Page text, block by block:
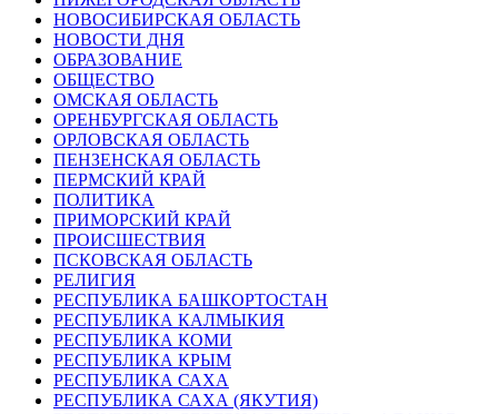
НОВОСИБИРСКАЯ ОБЛАСТЬ
НОВОСТИ ДНЯ
ОБРАЗОВАНИЕ
ОБЩЕСТВО
ОМСКАЯ ОБЛАСТЬ
ОРЕНБУРГСКАЯ ОБЛАСТЬ
ОРЛОВСКАЯ ОБЛАСТЬ
ПЕНЗЕНСКАЯ ОБЛАСТЬ
ПЕРМСКИЙ КРАЙ
ПОЛИТИКА
ПРИМОРСКИЙ КРАЙ
ПРОИСШЕСТВИЯ
ПСКОВСКАЯ ОБЛАСТЬ
РЕЛИГИЯ
РЕСПУБЛИКА БАШКОРТОСТАН
РЕСПУБЛИКА КАЛМЫКИЯ
РЕСПУБЛИКА КОМИ
РЕСПУБЛИКА КРЫМ
РЕСПУБЛИКА САХА
РЕСПУБЛИКА САХА (ЯКУТИЯ)